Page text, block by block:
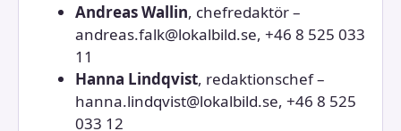
Andreas Wallin, chefredaktör –
andreas.falk@lokalbild.se, +46 8 525 033
11
Hanna Lindqvist, redaktionschef –
hanna.lindqvist@lokalbild.se, +46 8 525
033 12